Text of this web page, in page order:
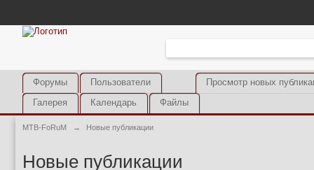
Просмотр новых
Форумы
Пользователи
Галерея
Календарь Файлы
MTB-FoRuM → Новые публикации
Новые публикации